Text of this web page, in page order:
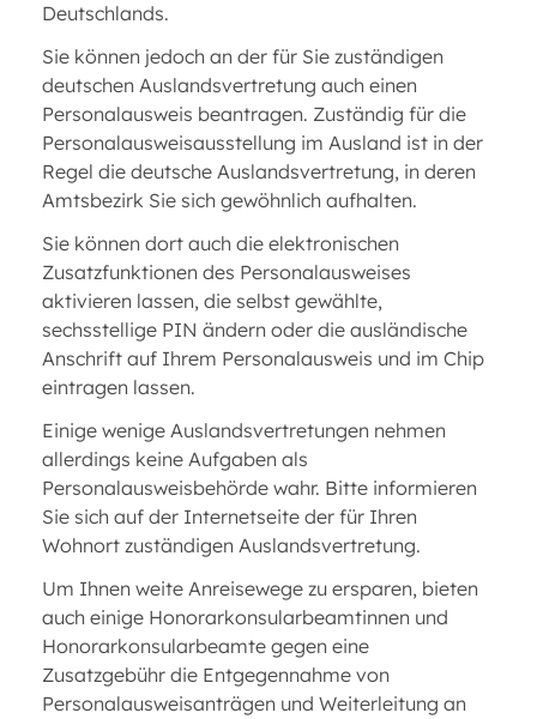
Deutschlands.
Sie können jedoch an der für Sie zuständigen
deutschen Auslandsvertretung auch einen
Personalausweis beantragen. Zuständig für die
Personalausweisausstellung im Ausland ist in der
Regel die deutsche Auslandsvertretung, in deren
Amtsbezirk Sie sich gewöhnlich aufhalten.
Sie können dort auch die elektronischen
Zusatzfunktionen des Personalausweises
aktivieren lassen, die selbst gewählte,
sechsstellige PIN ändern oder die ausländische
Anschrift auf Ihrem Personalausweis und im Chip
eintragen lassen.
Einige wenige Auslandsvertretungen nehmen
allerdings keine Aufgaben als
Personalausweisbehörde wahr. Bitte informieren
Sie sich auf der Internetseite der für Ihren
Wohnort zuständigen Auslandsvertretung.
Um Ihnen weite Anreisewege zu ersparen, bieten
auch einige Honorarkonsularbeamtinnen und
Honorarkonsularbeamte gegen eine
Zusatzgebühr die Entgegennahme von
Personalausweisanträgen und Weiterleitung an